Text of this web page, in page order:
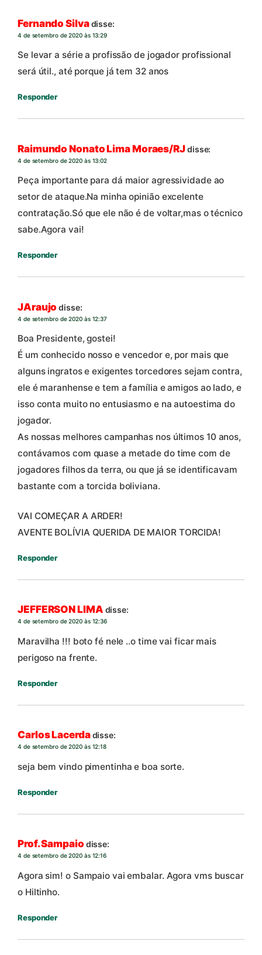
Fernando Silvadisse:
4 de setembro de 2020 às 13:29
Se levar a série a profissão de jogador profissional
será útil., até porque já tem 32 anos
Responder
Raimundo Nonato Lima Moraes/RJdisse:
4 de setembro de 2020 às 13:02
Peça importante para dá maior agressividade ao
setor de ataque.Na minha opinião excelente
contratação.Só que ele não é de voltar,mas o técnico
sabe.Agora vai!
Responder
JAraujo disse:
4 de setembro de 2020 às 12:37
Boa Presidente, gostei!
É um conhecido nosso e vencedor e, por mais que
alguns ingratos e exigentes torcedores sejam contra,
ele é maranhense e tem a família e amigos ao lado, e
isso conta muito no entusiasmo e na autoestima do
jogador.
As nossas melhores campanhas nos últimos 10 anos,
contávamos com quase a metade do time com de
jogadores filhos da terra, ou que já se identificavam
bastante com a torcida boliviana.
VAI COMEÇAR A ARDER!
AVENTE BOLÍVIA QUERIDA DE MAIOR TORCIDA!
Responder
JEFFERSON LIMA disse:
4 de setembro de 2020 às 12:36
Maravilha !!! boto fé nele ..o time vai ficar mais
perigoso na frente.
Responder
Carlos Lacerdadisse:
4 de setembro de 2020 às 12:18
seja bem vindo pimentinha e boa sorte.
Responder
Prof. Sampaio disse:
4 de setembro de 2020 às 12:16
Agora sim! o Sampaio vai embalar. Agora vms buscar
o Hiltinho.
Responder